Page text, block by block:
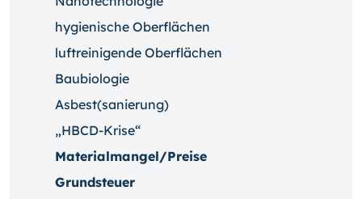
hygienische Oberflächen
luftreinigende Oberflächen
Baubiologie
Asbest(sanierung)
„HBCD-Krise“
Materialmangel/Preise
Grundsteuer